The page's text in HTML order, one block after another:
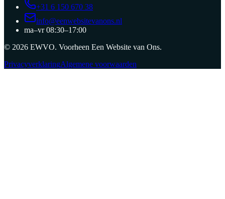
+31 6 150 670 38
info@eenwebsitevanons.nl
ma–vr 08:30–17:00
© 2026 EWVO. Voorheen Een Website van Ons.
PrivacyverklaringAlgemene voorwaarden